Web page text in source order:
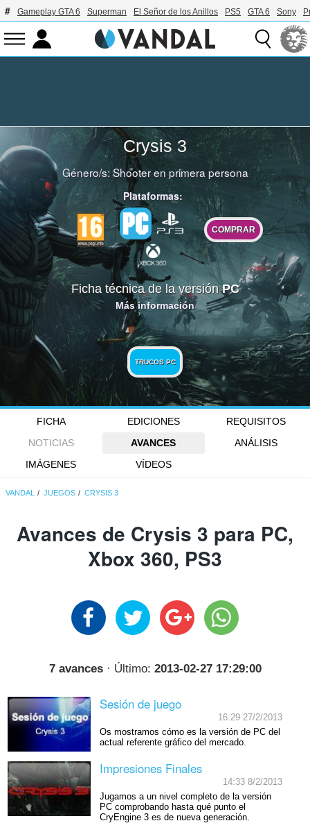
Gameplay GTA 6 Superman El Señor de los Anillos PS5 GTA 6 Sony
Crysis 3
Género/s:Shooter en primera persona
Plataformas:
COMPRAR
Ficha técnica de la versiónPC
Más información
TRUCOS PC
FICHA EDICIONES
REQUISITOS
NOTICIAS
AVANCES
ANÁLISIS
IMÁGENES
VÍDEOS
VANDAL JUEGOS CRYSIS 3
Avances de Crysis 3 para PC,
Xbox 360, PS3
7 avances· Último: 2013-02-27 17:29:00
Sesión de juego
16:29 27/2/2013
Os mostramos cómo es la versión de PC del
actual referente gráfico del mercado.
Impresiones Finales
14:33 8/2/2013
Jugamos a un nivel completo de la versión
PC comprobando hasta qué punto el
CryEngine 3 es de nueva generación.